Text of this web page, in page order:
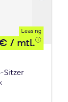
Leasing
/ mtl.
Sitzer